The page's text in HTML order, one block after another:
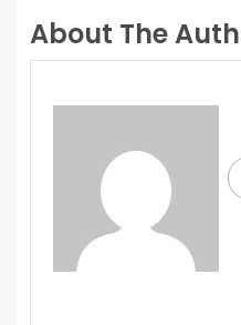
About The